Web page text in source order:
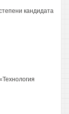
кандидата